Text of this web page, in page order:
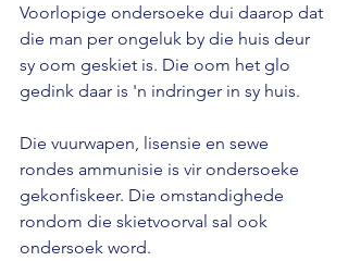
Voorlopige ondersoeke dui daarop dat
die man per ongeluk by die huis deur
sy oom geskiet is. Die oom het glo
gedink daar is 'n indringer in sy huis.
Die vuurwapen, lisensie en sewe
rondes ammunisie is vir ondersoeke
gekonfiskeer. Die omstandighede
rondom die skietvoorval sal ook
ondersoek word.